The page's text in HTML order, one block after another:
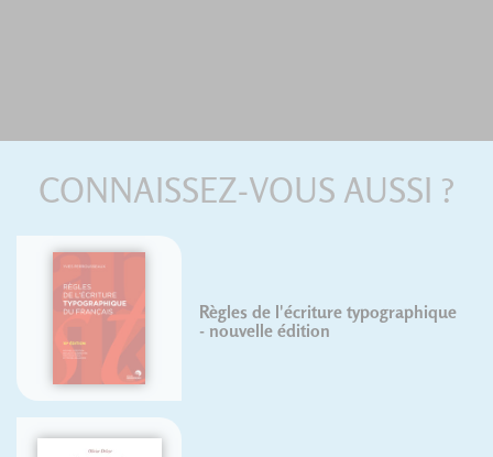
CONNAISSEZ-VOUS AUSSI ?
Règles de l'écriture typographique
- nouvelle édition